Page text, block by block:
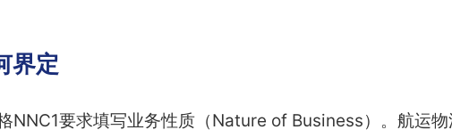
界定
NNC1要求填写业务性质（Nature of Business）。航运